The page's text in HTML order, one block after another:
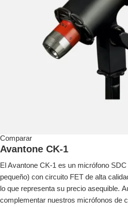
Comparar
Avantone CK-1
El Avantone CK-1 es un micrófono
pequeño) con circuito FET de alta
lo que representa su precio asequible.
complementar nuestros micrófonos de